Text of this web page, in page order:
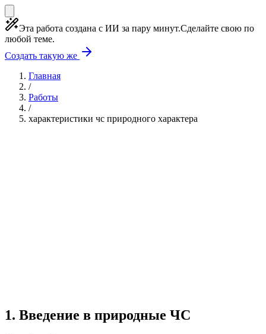
Эта работа создана с ИИ за пару минут.Сделайте свою по
любой теме.
Создать такую же
Главная
/
Работы
/
характеристики чс природного характера
1. Введение в природные ЧС